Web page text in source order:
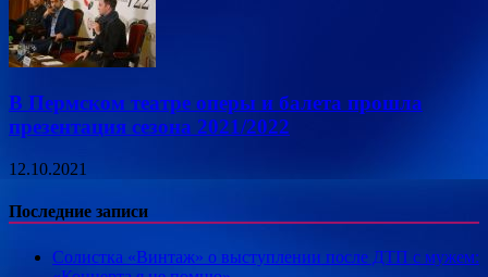
В Пермском театре оперы и балета прошла
презентация сезона 2021/2022
12.10.2021
Последние записи
Солистка «Винтаж» о выступлении после ДТП с мужем: